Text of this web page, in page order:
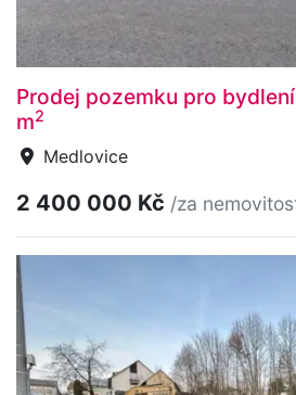
Prodej pozemku pro
m2
Medlovice
2 400 000 Kč /za